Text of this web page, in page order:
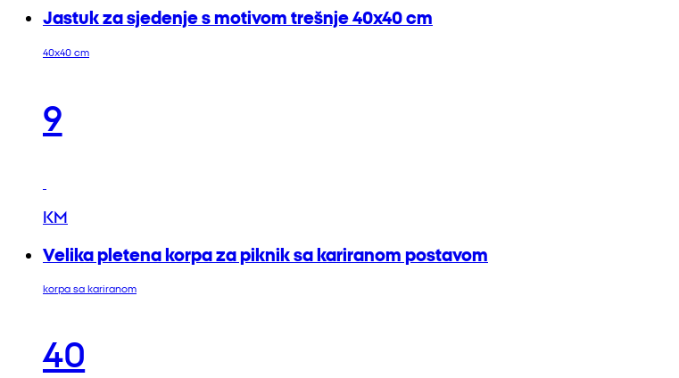
Jastuk za sjedenje s motivom trešnje 40x40 cm
40x40 cm
9
KM
Velika pletena korpa za piknik sa kariranom postavom
korpa sa kariranom
40